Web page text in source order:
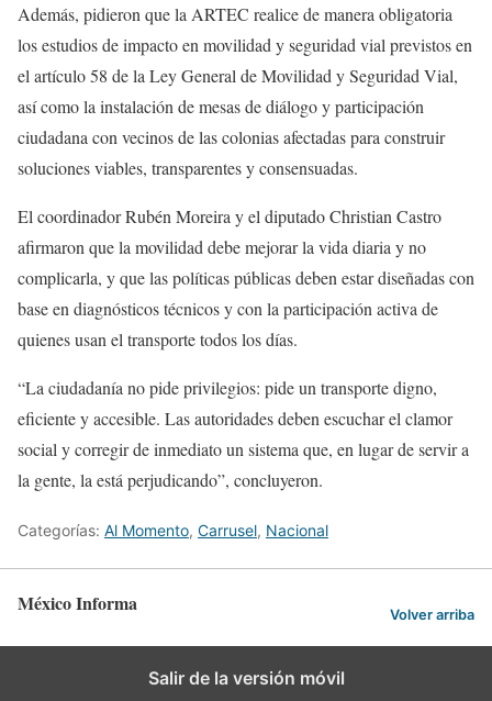
Además, pidieron que la ARTEC realice de manera obligatoria
los estudios de impacto en movilidad y seguridad vial previstos en
el artículo 58 de la Ley General de Movilidad y Seguridad Vial,
así como la instalación de mesas de diálogo y participación
ciudadana con vecinos de las colonias afectadas para construir
soluciones viables, transparentes y consensuadas.
El coordinador Rubén Moreira y el diputado Christian Castro
afirmaron que la movilidad debe mejorar la vida diaria y no
complicarla, y que las políticas públicas deben estar diseñadas con
base en diagnósticos técnicos y con la participación activa de
quienes usan el transporte todos los días.
“La ciudadanía no pide privilegios: pide un transporte digno,
eficiente y accesible. Las autoridades deben escuchar el clamor
social y corregir de inmediato un sistema que, en lugar de servir a
la gente, la está perjudicando”, concluyeron.
Categorías: Al Momento, Carrusel, Nacional
México Informa Volver arriba
Salir de la versión móvil